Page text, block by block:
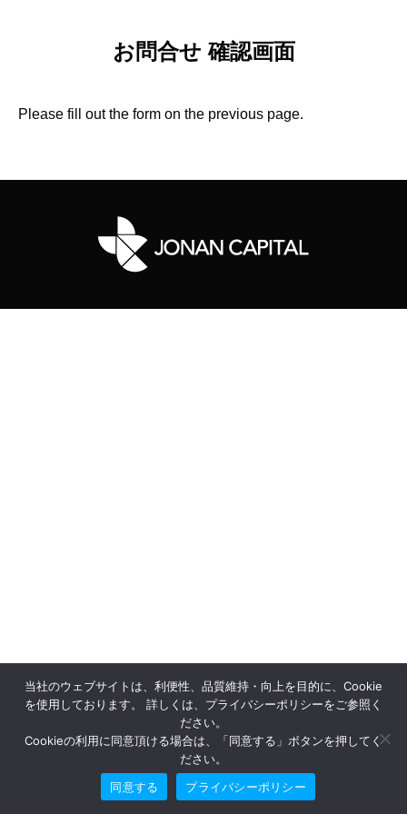
お問合せ 確認画面
Please fill out the form on the previous page.
当社のウェブサイトは、利便性、品質維持・向上を目的に、Cookie
を使用しております。 詳しくは、プライバシーポリシーをご参照く
ださい。
Cookieの利用に同意頂ける場合は、「同意する」ボタンを押してく
ださい。
同意する
プライバシーポリシー